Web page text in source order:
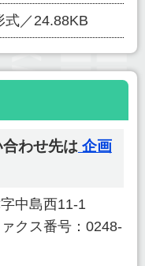
式／24.88KB
わせ先は 企画
中島西11-1
クス番号：0248-